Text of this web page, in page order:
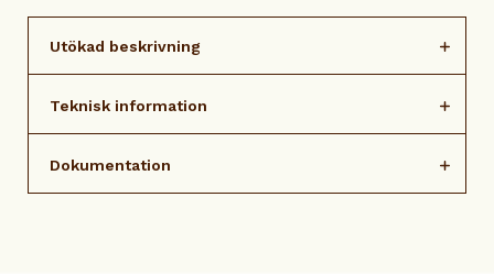
Utökad beskrivning
Teknisk information
Dokumentation